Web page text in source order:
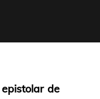
de